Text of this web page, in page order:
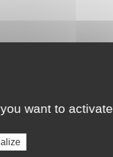
want to activate